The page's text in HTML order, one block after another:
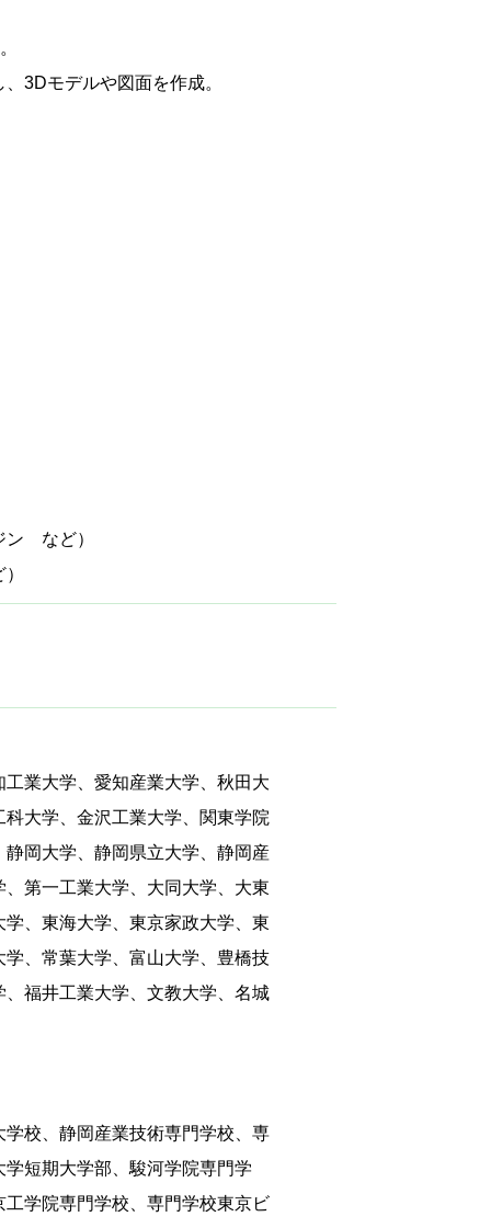
3Dモデルや図面を作成。
ン など）
業大学、愛知産業大学、秋田大
大学、金沢工業大学、関東学院
岡大学、静岡県立大学、静岡産
第一工業大学、大同大学、大東
、東海大学、東京家政大学、東
、常葉大学、富山大学、豊橋技
福井工業大学、文教大学、名城
校、静岡産業技術専門学校、専
短期大学部、駿河学院専門学
学院専門学校、専門学校東京ビ